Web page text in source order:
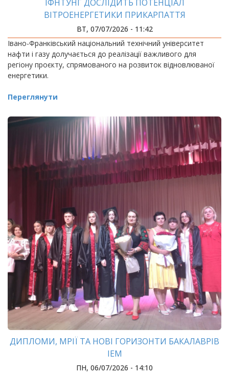
ІФНТУНГ ДОСЛІДИТЬ ПОТЕНЦІАЛ
ВІТРОЕНЕРГЕТИКИ ПРИКАРПАТТЯ
ВТ, 07/07/2026 - 11:42
Івано-Франківський національний технічний університет
нафти і газу долучається до реалізації важливого для
регіону проєкту, спрямованого на розвиток відновлюваної
енергетики.
Переглянути
ДИПЛОМИ, МРІЇ ТА НОВІ ГОРИЗОНТИ БАКАЛАВРІВ
ІЕМ
ПН, 06/07/2026 - 14:10